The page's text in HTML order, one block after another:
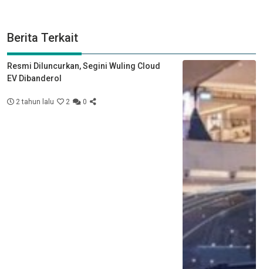
Berita Terkait
Resmi Diluncurkan, Segini Wuling Cloud
EV Dibanderol
2 tahun lalu 2 0